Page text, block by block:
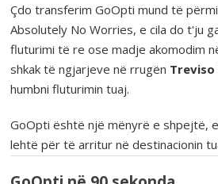
Çdo transferim GoOpti mund të
Absolutely No Worries, e cila do t'ju
fluturimi të re ose madje akomodim
shkak të ngjarjeve në rrugën Treviso
humbni fluturimin tuaj.
GoOpti është një mënyrë e shpejtë,
lehtë për të arritur në destinacionin